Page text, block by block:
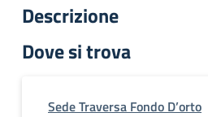
Descrizione
Dove si trova
Sede Traversa Fondo D’orto